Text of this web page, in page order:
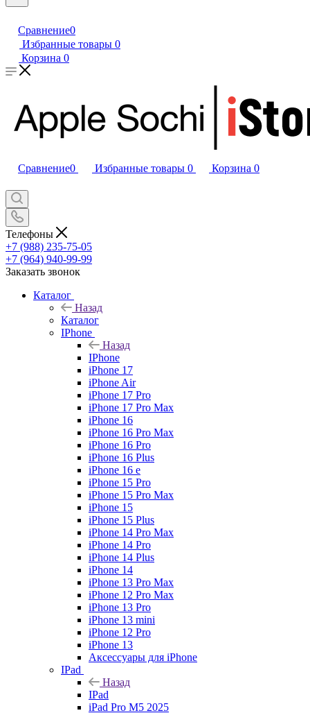
Сравнение0
Избранные товары 0
Корзина 0
Сравнение0 Избранные товары 0 Корзина 0
Телефоны
+7 (988) 235-75-05
+7 (964) 940-99-99
Заказать звонок
Каталог
Назад
Каталог
IPhone
Назад
IPhone
iPhone 17
iPhone Air
iPhone 17 Pro
iPhone 17 Pro Max
iPhone 16
iPhone 16 Pro Max
iPhone 16 Pro
iPhone 16 Plus
iPhone 16 e
iPhone 15 Pro
iPhone 15 Pro Max
iPhone 15
iPhone 15 Plus
iPhone 14 Pro Max
iPhone 14 Pro
iPhone 14 Plus
iPhone 14
iPhone 13 Pro Max
iPhone 12 Pro Max
iPhone 13 Pro
iPhone 13 mini
iPhone 12 Pro
iPhone 13
Аксессуары для iPhone
IPad
Назад
IPad
iPad Pro M5 2025